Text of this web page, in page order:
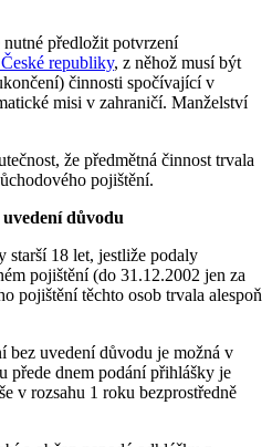
předložit potvrzení
republiky, z něhož musí být
činnosti spočívající v
misi v zahraničí. Manželství
že předmětná činnost trvala
pojištění.
uvedení důvodu
starší 18 let, jestliže podaly
pojištění (do 31.12.2002 jen za
pojištění těchto osob trvala alespoň
bez uvedení důvodu je možná v
přede dnem podání přihlášky je
v rozsahu 1 roku bezprostředně